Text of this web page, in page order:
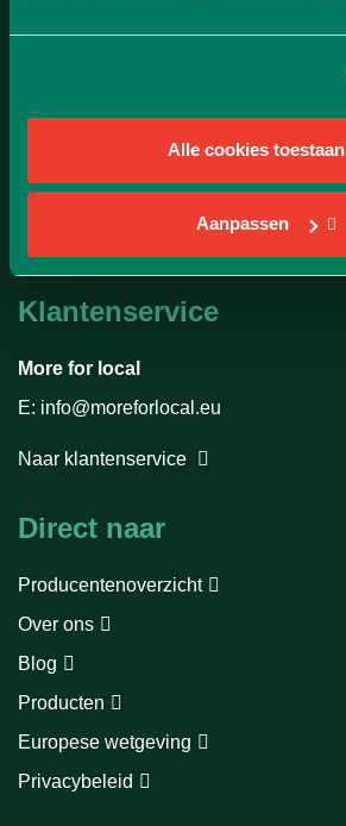
Alle cookies toestaan
Aanpassen
Klantenservice
More for local
E: info@moreforlocal.eu
Naar klantenservice
Direct naar
Producentenoverzicht
Over ons
Blog
Producten
Europese wetgeving
Privacybeleid